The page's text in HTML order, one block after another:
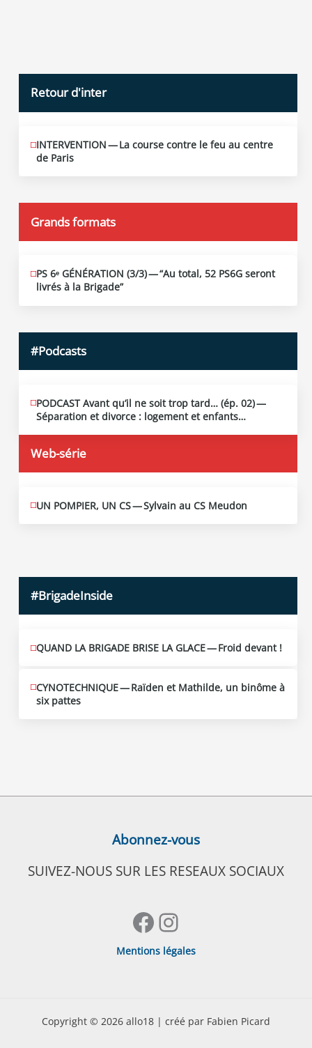
Retour d'inter
JUIN
12
INTERVENTION — La course contre le feu au centre
de Paris
Grands formats
JUIN
19
PS 6ᵉ GÉNÉRATION (3/​3) — “Au total, 52 PS6G seront
livrés à la Brigade”
#Podcasts
MAI
13
2026
PODCAST Avant qu’il ne soit trop tard… (ép. 02) —
Séparation et divorce : logement et enfants…
Web-série
MAI
10
UN POMPIER, UN CS — Sylvain au CS Meudon
#BrigadeInside
QUAND LA BRIGADE BRISE LA GLACE — Froid devant !
CYNOTECHNIQUE — Raïden et Mathilde, un binôme à
six pattes
Abonnez-vous
SUIVEZ-NOUS SUR LES RESEAUX SOCIAUX
Facebook
Instagram
Mentions légales
Copyright © 2026 allo18 | créé par Fabien Picard